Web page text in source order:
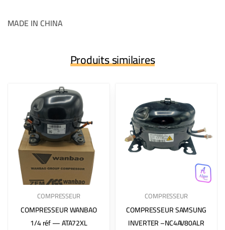
MADE IN CHINA
Produits similaires
COMPRESSEUR
COMPRESSEUR WANBAO
1/4 réf — ATA72XL
COMPRESSEUR
COMPRESSEUR SAMSUNG
INVERTER –NC4AV80ALR